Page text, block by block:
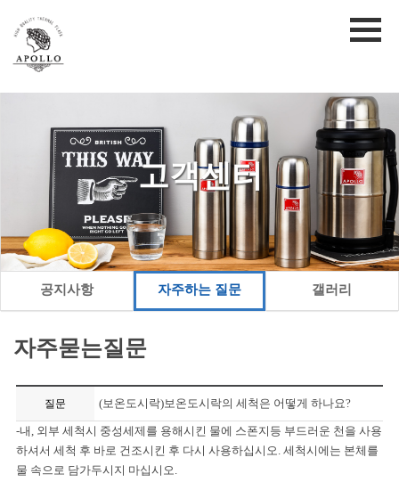
고객센터
공지사항 자주하는 질문 갤러리
자주묻는질문
질문 (보온도시락)보온도시락의 세척은 어떻게 하나요?
-내, 외부 세척시 중성세제를 용해시킨 물에 스폰지등 부드러운 천을 사용
하셔서 세척 후 바로 건조시킨 후 다시 사용하십시오. 세척시에는 본체를
물 속으로 담가두시지 마십시오.